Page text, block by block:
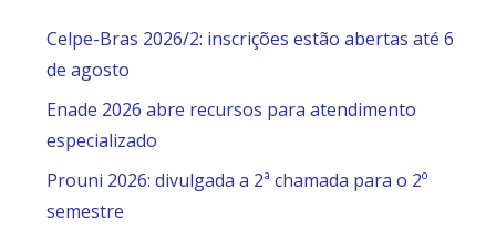
Celpe-Bras 2026/2: inscrições estão abertas até 6
de agosto
Enade 2026 abre recursos para atendimento
especializado
Prouni 2026: divulgada a 2ª chamada para o 2º
semestre